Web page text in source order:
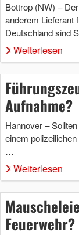
Bottrop (NW) –
anderem Lieferant
Deutschland sind
Weiterlesen
Aufnahme?
Hannover –
einem
…
Weiterlesen
Feuerwehr?